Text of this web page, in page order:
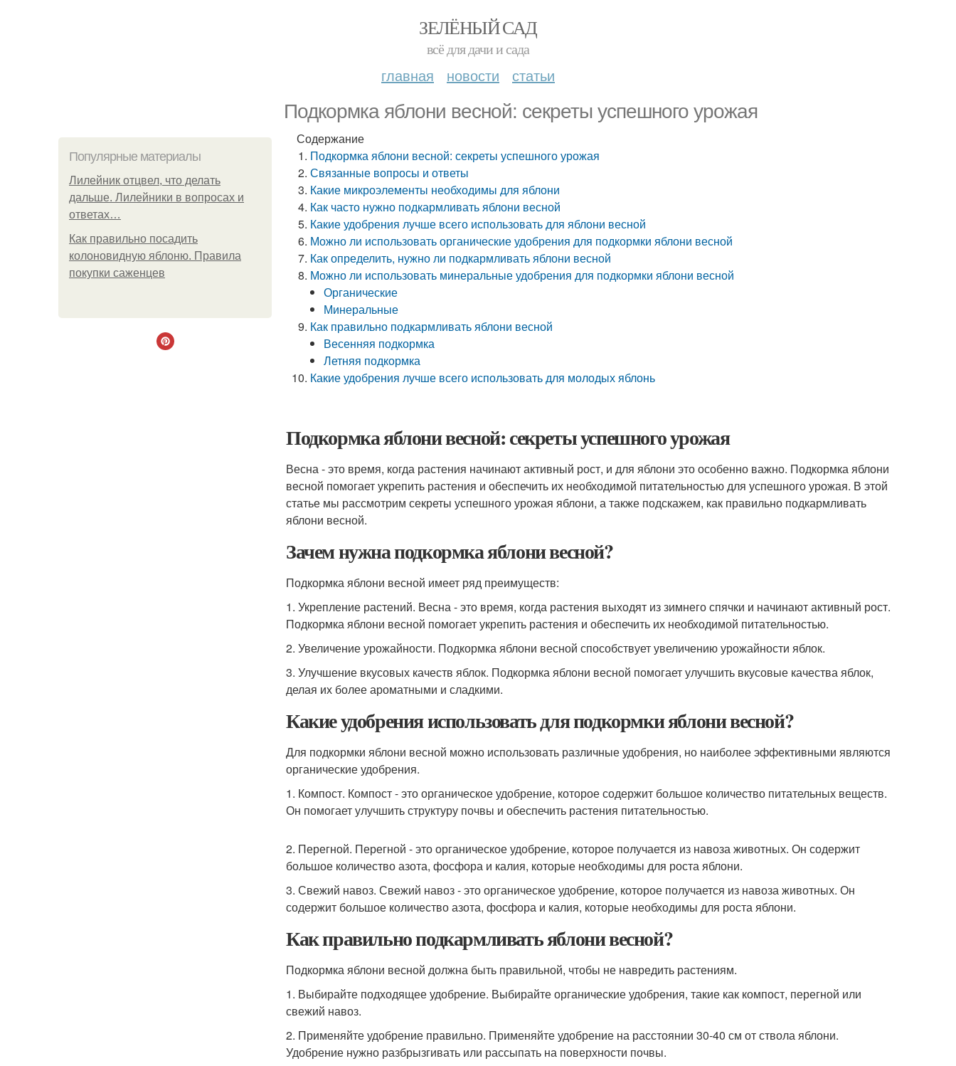
ЗЕЛЁНЫЙ САД
всё для дачи и сада
главная новости статьи
Подкормка яблони весной: секреты успешного урожая
Популярные материалы
Лилейник отцвел, что делать
дальше. Лилейники в вопросах и
ответах…
Как правильно посадить
колоновидную яблоню. Правила
покупки саженцев
Содержание
Подкормка яблони весной: секреты успешного урожая
Связанные вопросы и ответы
Какие микроэлементы необходимы для яблони
Как часто нужно подкармливать яблони весной
Какие удобрения лучше всего использовать для яблони весной
Можно ли использовать органические удобрения для подкормки яблони весной
Как определить, нужно ли подкармливать яблони весной
Можно ли использовать минеральные удобрения для подкормки яблони весной
Органические
Минеральные
Как правильно подкармливать яблони весной
Весенняя подкормка
Летняя подкормка
Какие удобрения лучше всего использовать для молодых яблонь
Подкормка яблони весной: секреты успешного урожая
Весна - это время, когда растения начинают активный рост, и для яблони это особенно важно. Подкормка яблони
весной помогает укрепить растения и обеспечить их необходимой питательностью для успешного урожая. В этой
статье мы рассмотрим секреты успешного урожая яблони, а также подскажем, как правильно подкармливать
яблони весной.
Зачем нужна подкормка яблони весной?
Подкормка яблони весной имеет ряд преимуществ:
1. Укрепление растений. Весна - это время, когда растения выходят из зимнего спячки и начинают активный рост.
Подкормка яблони весной помогает укрепить растения и обеспечить их необходимой питательностью.
2. Увеличение урожайности. Подкормка яблони весной способствует увеличению урожайности яблок.
3. Улучшение вкусовых качеств яблок. Подкормка яблони весной помогает улучшить вкусовые качества яблок,
делая их более ароматными и сладкими.
Какие удобрения использовать для подкормки яблони весной?
Для подкормки яблони весной можно использовать различные удобрения, но наиболее эффективными являются
органические удобрения.
1. Компост. Компост - это органическое удобрение, которое содержит большое количество питательных веществ.
Он помогает улучшить структуру почвы и обеспечить растения питательностью.
2. Перегной. Перегной - это органическое удобрение, которое получается из навоза животных. Он содержит
большое количество азота, фосфора и калия, которые необходимы для роста яблони.
3. Свежий навоз. Свежий навоз - это органическое удобрение, которое получается из навоза животных. Он
содержит большое количество азота, фосфора и калия, которые необходимы для роста яблони.
Как правильно подкармливать яблони весной?
Подкормка яблони весной должна быть правильной, чтобы не навредить растениям.
1. Выбирайте подходящее удобрение. Выбирайте органические удобрения, такие как компост, перегной или
свежий навоз.
2. Применяйте удобрение правильно. Применяйте удобрение на расстоянии 30-40 см от ствола яблони.
Удобрение нужно разбрызгивать или рассыпать на поверхности почвы.